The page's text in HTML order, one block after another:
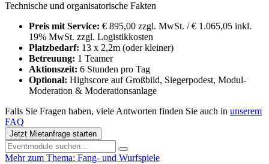
Technische und organisatorische Fakten
Preis mit Service: € 895,00 zzgl. MwSt. / € 1.065,05 inkl.
19% MwSt. zzgl. Logistikkosten
Platzbedarf: 13 x 2,2m (oder kleiner)
Betreuung: 1 Teamer
Aktionszeit: 6 Stunden pro Tag
Optional: Highscore auf Großbild, Siegerpodest, Modul-
Moderation & Moderationsanlage
Falls Sie Fragen haben, viele Antworten finden Sie auch in unserem
FAQ
Jetzt Mietanfrage starten
Mehr zum Thema: Fang- und Wurfspiele